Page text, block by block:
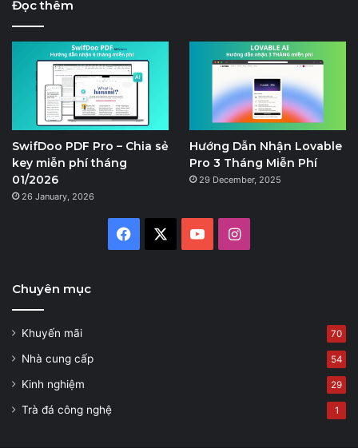
Đọc thêm
SwifDoo PDF Pro – Chia sẻ
key miễn phí tháng
01/2026
26 January, 2026
Hướng Dẫn Nhận Lovable
Pro 3 Tháng Miễn Phí
29 December, 2025
Facebook YouTubeInstagram
Chuyên mục
Khuyến mãi 70
Nhà cung cấp 54
Kinh nghiệm 29
Trà đá công nghệ 1